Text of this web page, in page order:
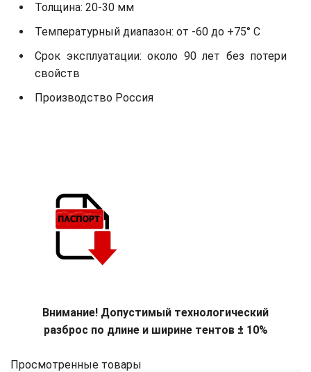
Толщина: 20-30 мм
Температурный диапазон: от -60 до +75° С
Срок эксплуатации: около 90 лет без потери
свойств
Производство Россия
Внимание! Допустимый технологический
разброс по длине и ширине тентов ± 10%
Просмотренные товары